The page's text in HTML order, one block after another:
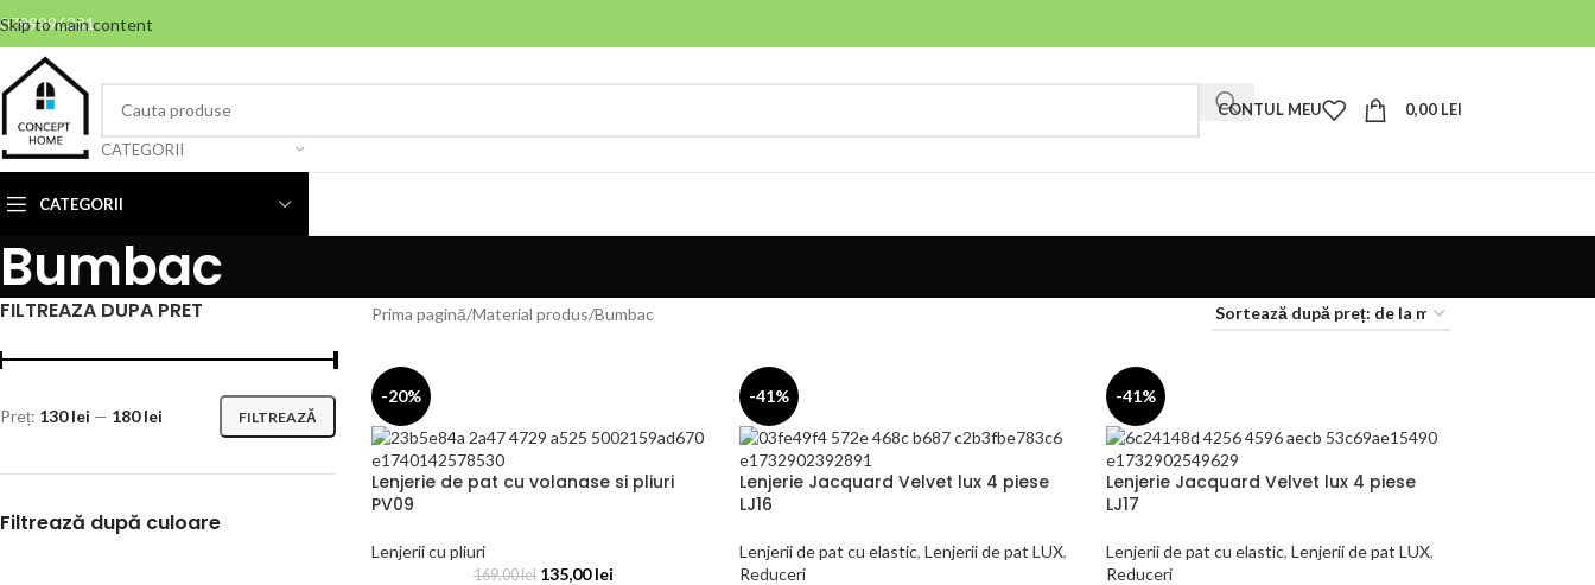
Skip to main content
0799996381
CATEGORII
CONTUL MEU 0,00 LEI
CATEGORII
Bumbac
FILTREAZA DUPA PRET
FILTREAZĂ
Preț: 130 lei — 180 lei
Filtrează după culoare
Prima pagină Material produs Bumbac
-20%
Lenjerie de pat cu volanase si pliuri
PV09
Lenjerii cu pliuri
169,00lei 135,00lei
-41%
Lenjerie Jacquard Velvet lux 4 piese
LJ16
Lenjerii de pat cu elastic, Lenjerii de pat LUX,
Reduceri
-41%
Lenjerie Jacquard Velvet lux 4 piese
LJ17
Lenjerii de pat cu elastic, Lenjerii de pat LUX,
Reduceri